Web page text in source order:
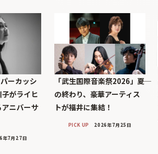
ーカッシ
がライヒ
ニバーサ
年7月27日
「武生国際音楽祭2026」――夏
の終わり、豪華アーティス
トが福井に集結！
PICK UP 2026年7月25日